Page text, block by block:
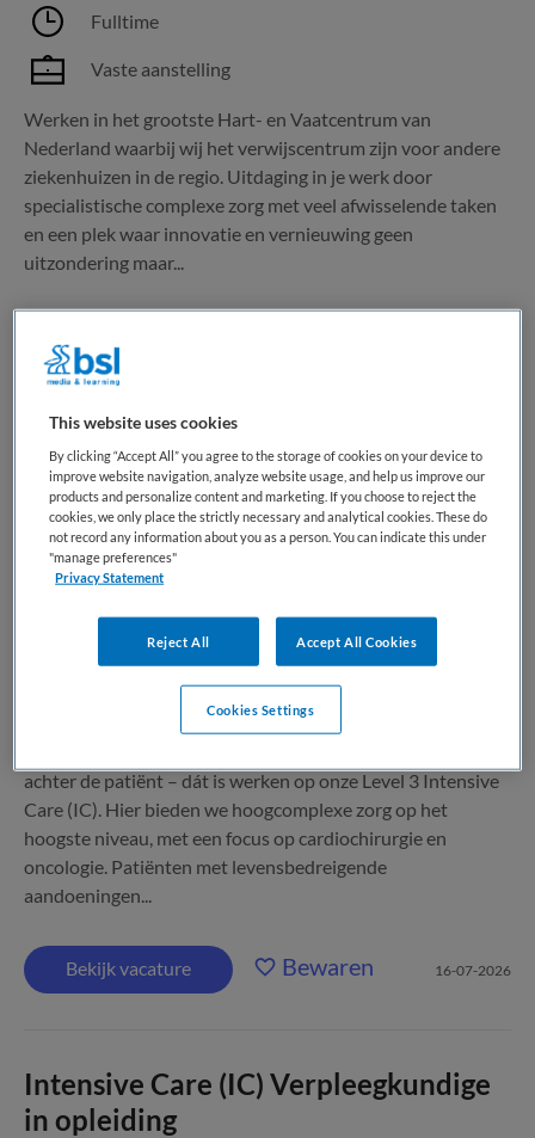
Fulltime
Vaste aanstelling
Werken in het grootste Hart- en Vaatcentrum van
Nederland waarbij wij het verwijscentrum zijn voor andere
ziekenhuizen in de regio. Uitdaging in je werk door
specialistische complexe zorg met veel afwisselende taken
en een plek waar innovatie en vernieuwing geen
uitzondering maar...
Intensive Care (IC) Verpleegkundige
– parttime of fulltime
Catharina ziekenhuis,Eindhoven
Fulltime
Vaste aanstelling
achter de patiënt – dát is werken op onze Level 3 Intensive
Care (IC). Hier bieden we hoogcomplexe zorg op het
hoogste niveau, met een focus op cardiochirurgie en
oncologie. Patiënten met levensbedreigende
aandoeningen...
Bekijk vacature Bewaren 16-07-2026
Intensive Care (IC) Verpleegkundige
in opleiding
This website uses cookies
By clicking “Accept All” you agree to the storage of cookies on your device to
improve website navigation, analyze website usage, and help us improve our
products and personalize content and marketing. If you choose to reject the
cookies, we only place the strictly necessary and analytical cookies. These do
not record any information about you as a person. You can indicate this under
"manage preferences"
Privacy Statement
Reject All Accept All Cookies
Cookies Settings